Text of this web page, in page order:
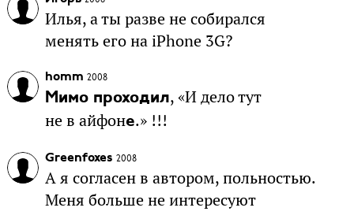
Илья, а ты разве не собирался
менять его на iPhone 3G?
homm 2008
Мимо проходил, «И дело тут
не в айфоне.» !!!
Greenfoxes 2008
А я согласен в автором, польностью.
Меня больше не интересуют